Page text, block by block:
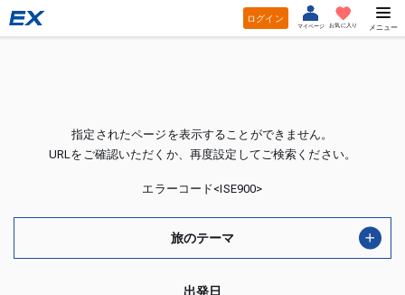
ログイン
マイページ お気に入り メニュー
指定されたページを表示することができません。
URLをご確認いただくか、再度設定してご検索ください。
エラーコード<ISE900>
出発日
旅のテーマ